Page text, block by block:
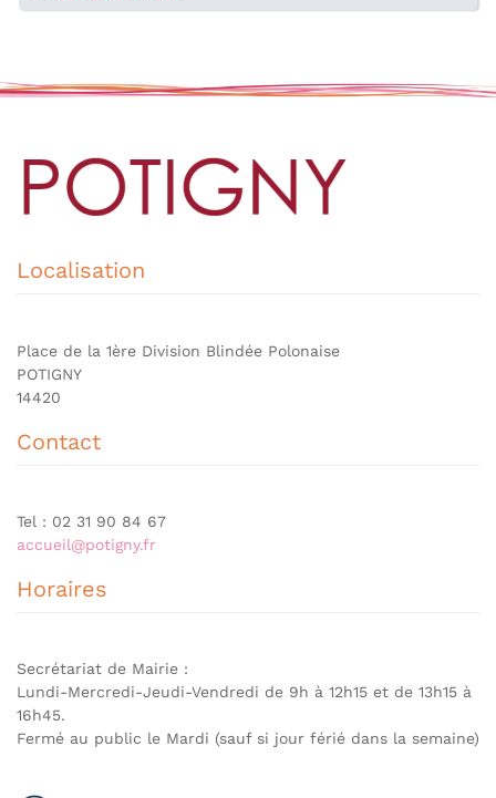
Localisation
Place de la 1ère Division Blindée Polonaise
POTIGNY
14420
Contact
Tel : 02 31 90 84 67
accueil@potigny.fr
Horaires
Secrétariat de Mairie :
Lundi-Mercredi-Jeudi-Vendredi de 9h à 12h15 et de 13h15 à
16h45.
Fermé au public le Mardi (sauf si jour férié dans la semaine)